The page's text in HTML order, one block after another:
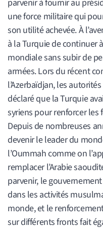
parvenir à fournir au
une force militaire qui
son utilité achevée. À
à la Turquie de continuer
mondiale sans subir de
armées. Lors du récent
l’Azerbaïdjan, les
déclaré que la Turquie
syriens pour renforcer les
Depuis de nombreuses
devenir le leader du
l’Oummah comme on
remplacer l’Arabie
parvenir, le
dans les activités
monde, et le
sur différents fronts fait